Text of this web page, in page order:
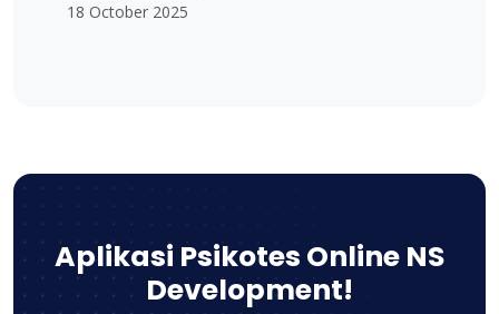
18 October 2025
Aplikasi Psikotes Online NS
Development!